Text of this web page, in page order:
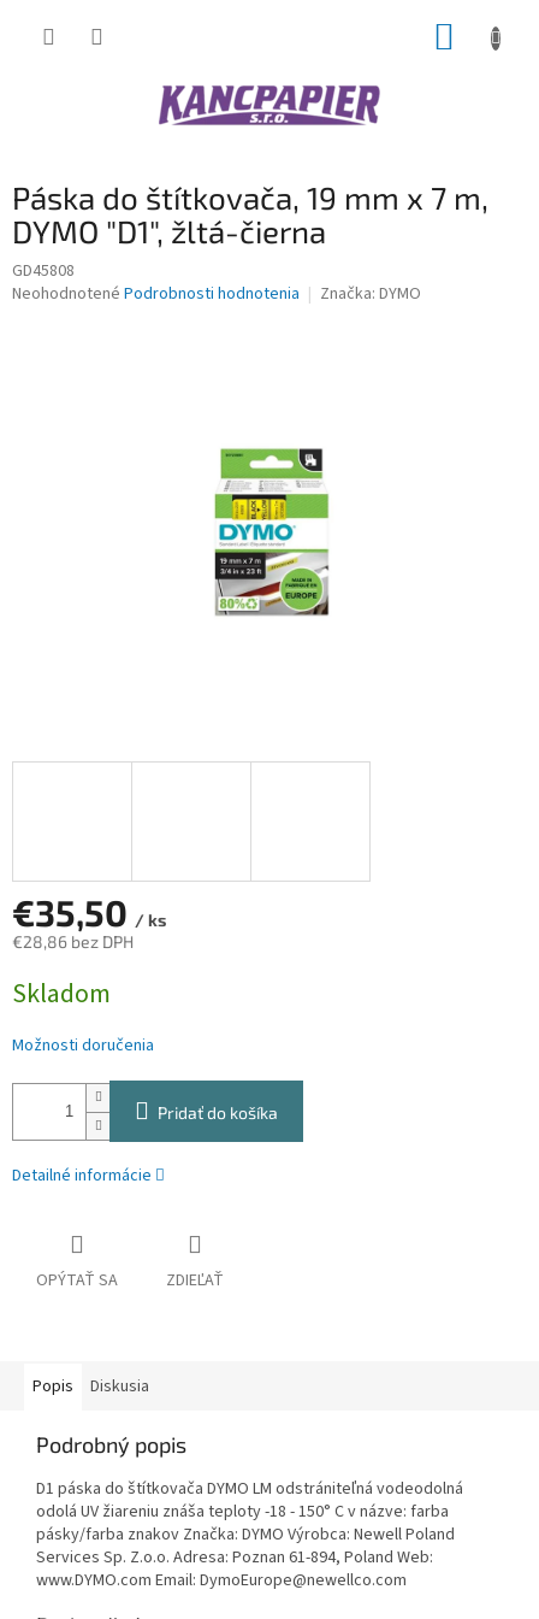
Páska do štítkovača, 19 mm x 7 m,
DYMO "D1", žltá-čierna
GD45808
Priemerné
Neohodnotené Podrobnosti hodnotenia Značka: DYMO
€35,50 / ks
€28,86 bez DPH
cena:
Skladom
Možnosti doručenia
Pridať do košíka
Detailné informácie
OPÝTAŤ SA ZDIEĽAŤ
Popis Diskusia
Podrobný popis
D1 páska do štítkovača DYMO LM odstrániteľná vodeodolná
odolá UV žiareniu znáša teploty -18 - 150° C v názve: farba
pásky/farba znakov Značka: DYMO Výrobca: Newell Poland
Services Sp. Z.o.o. Adresa: Poznan 61-894, Poland Web:
www.DYMO.com Email: DymoEurope@newellco.com